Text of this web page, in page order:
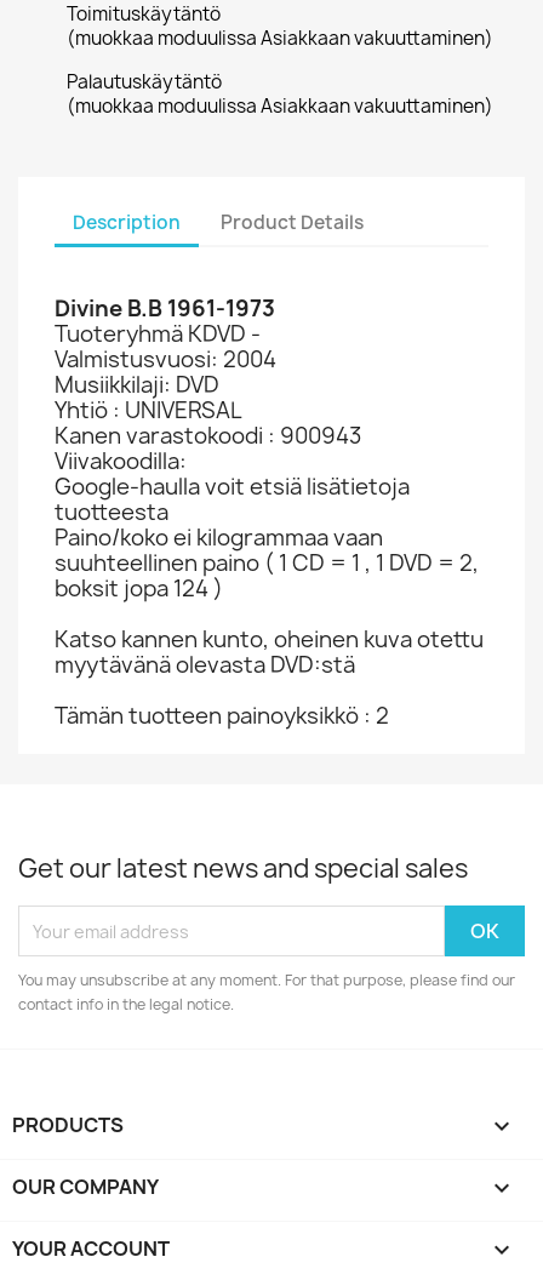
Toimituskäytäntö
(muokkaa moduulissa Asiakkaan vakuuttaminen)
Palautuskäytäntö
(muokkaa moduulissa Asiakkaan vakuuttaminen)
Description Product Details
Divine B.B 1961-1973
Tuoteryhmä KDVD -
Valmistusvuosi: 2004
Musiikkilaji: DVD
Yhtiö : UNIVERSAL
Kanen varastokoodi : 900943
Viivakoodilla:
Google-haulla voit etsiä lisätietoja
tuotteesta
Paino/koko ei kilogrammaa vaan
suuhteellinen paino ( 1 CD = 1 , 1 DVD = 2,
boksit jopa 124 )
Katso kannen kunto, oheinen kuva otettu
myytävänä olevasta DVD:stä
Tämän tuotteen painoyksikkö : 2
Get our latest news and special sales
You may unsubscribe at any moment. For that purpose, please find our
contact info in the legal notice.
PRODUCTS 
OUR COMPANY 
YOUR ACCOUNT 